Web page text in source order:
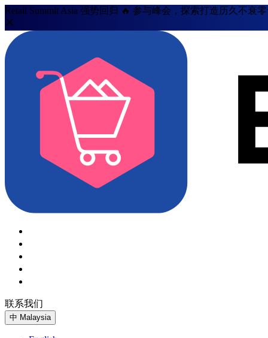
Retail Summit Asia 强势回归 🔥 参与峰会，探索打造历久不衰
联系我们
中 Malaysia